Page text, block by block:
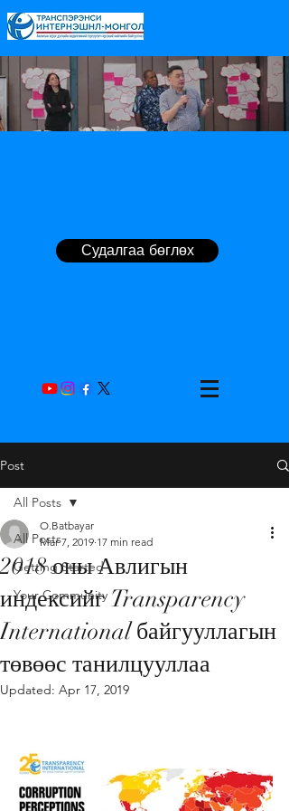
Судалгаа бөглөх
Post
All Posts
Getting Started
Your Community
All Posts
2018 оны Авлигын
индексийг Transparency
International байгууллагын
төвөөс танилцууллаа
O.Batbayar
Mar 7, 2019 17 min read
Updated: Apr 17, 2019